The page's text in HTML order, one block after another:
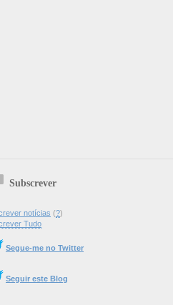
Subscrever
notícias (?)
Tudo
Segue-me no Twitter
Seguir este Blog